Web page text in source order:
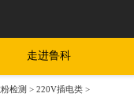
走进鲁科
检测 >220V插电类 >